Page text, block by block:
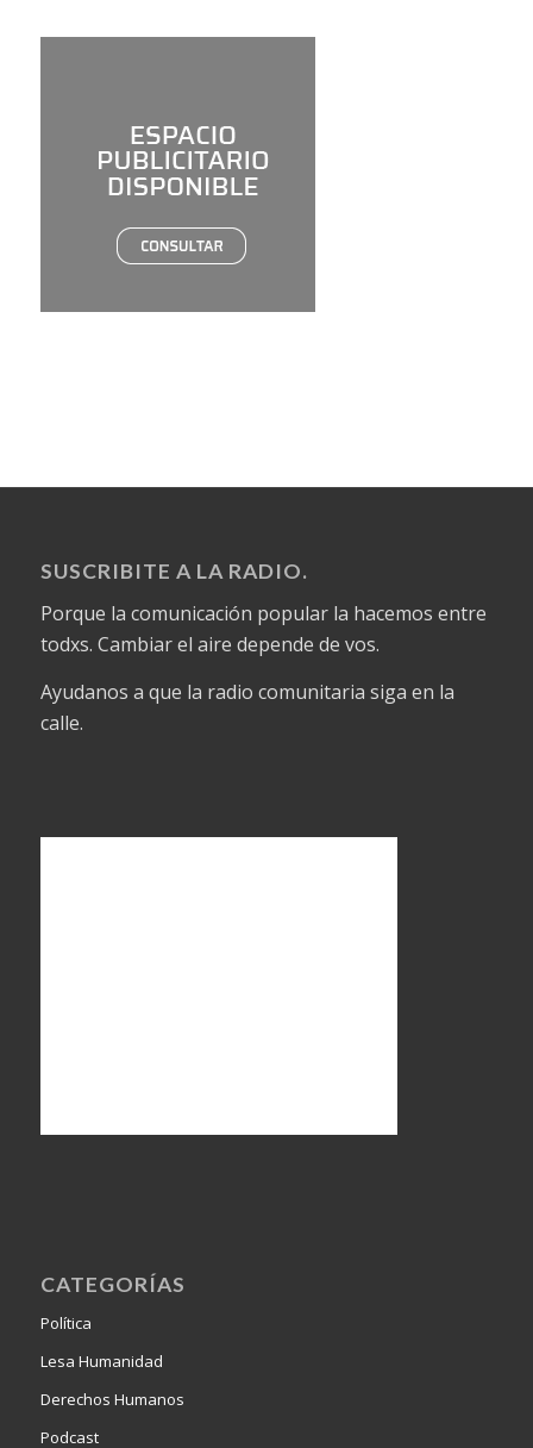
SUSCRIBITE A LA RADIO.
Porque la comunicación popular la hacemos entre
todxs. Cambiar el aire depende de vos.
Ayudanos a que la radio comunitaria siga en la
calle.
CATEGORÍAS
Política
Lesa Humanidad
Derechos Humanos
Podcast